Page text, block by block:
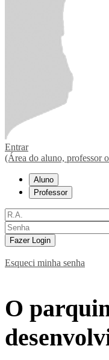
Entrar
(Área do aluno, professor
Aluno
Professor
Fazer Login
Esqueci minha senha
O